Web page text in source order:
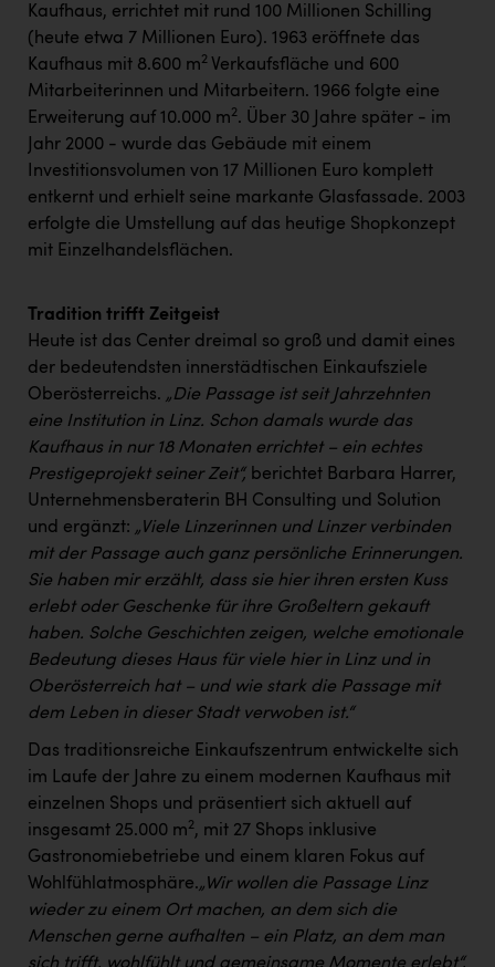
Karin Liedl
KEBA
KIWI Kinderwunsch Institut Dr. Loimer
KLIPP Frisör
Kleider Bauer
Kremsmüller Anlagenbau GmbH
Oldtimer Raststationen und Motorhotels
Österreichischer Kachelofenverband
Orlen
Passage Linz
PEZ
PÜSPÖK
REMAX
RE/MAX Welcome
RUBBLE MASTER
SCRI - Salzburg Cancer Research Institute
SCHMACHTL GmbH
Schwingshandl - automation technology gmbh
Seher + Partner
Smurfit Westrock Nettingsdorf
Kaufhaus, errichtet mit rund 100 Millionen Schilling
(heute etwa 7 Millionen Euro). 1963 eröffnete das
Kaufhaus mit 8.600 m2 Verkaufsfläche und 600
Mitarbeiterinnen und Mitarbeitern. 1966 folgte eine
Erweiterung auf 10.000 m2. Über 30 Jahre später - im
Jahr 2000 - wurde das Gebäude mit einem
Investitionsvolumen von 17 Millionen Euro komplett
entkernt und erhielt seine markante Glasfassade. 2003
erfolgte die Umstellung auf das heutige Shopkonzept
mit Einzelhandelsflächen.
Tradition trifft Zeitgeist
Heute ist das Center dreimal so groß und damit eines
der bedeutendsten innerstädtischen Einkaufsziele
Oberösterreichs. „Die Passage ist seit Jahrzehnten
eine Institution in Linz. Schon damals wurde das
Kaufhaus in nur 18 Monaten errichtet – ein echtes
Prestigeprojekt seiner Zeit“, berichtet Barbara Harrer,
Unternehmensberaterin BH Consulting und Solution
und ergänzt: „Viele Linzerinnen und Linzer verbinden
mit der Passage auch ganz persönliche Erinnerungen.
Sie haben mir erzählt, dass sie hier ihren ersten Kuss
erlebt oder Geschenke für ihre Großeltern gekauft
haben. Solche Geschichten zeigen, welche emotionale
Bedeutung dieses Haus für viele hier in Linz und in
Oberösterreich hat – und wie stark die Passage mit
dem Leben in dieser Stadt verwoben ist.“
Das traditionsreiche Einkaufszentrum entwickelte sich
im Laufe der Jahre zu einem modernen Kaufhaus mit
einzelnen Shops und präsentiert sich aktuell auf
insgesamt 25.000 m2, mit 27 Shops inklusive
Gastronomiebetriebe und einem klaren Fokus auf
Wohlfühlatmosphäre.„Wir wollen die Passage Linz
wieder zu einem Ort machen, an dem sich die
Menschen gerne aufhalten – ein Platz, an dem man